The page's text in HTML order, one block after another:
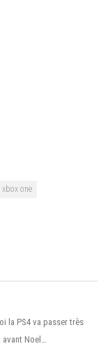
xbox one
la PS4 va passer très
Noel…